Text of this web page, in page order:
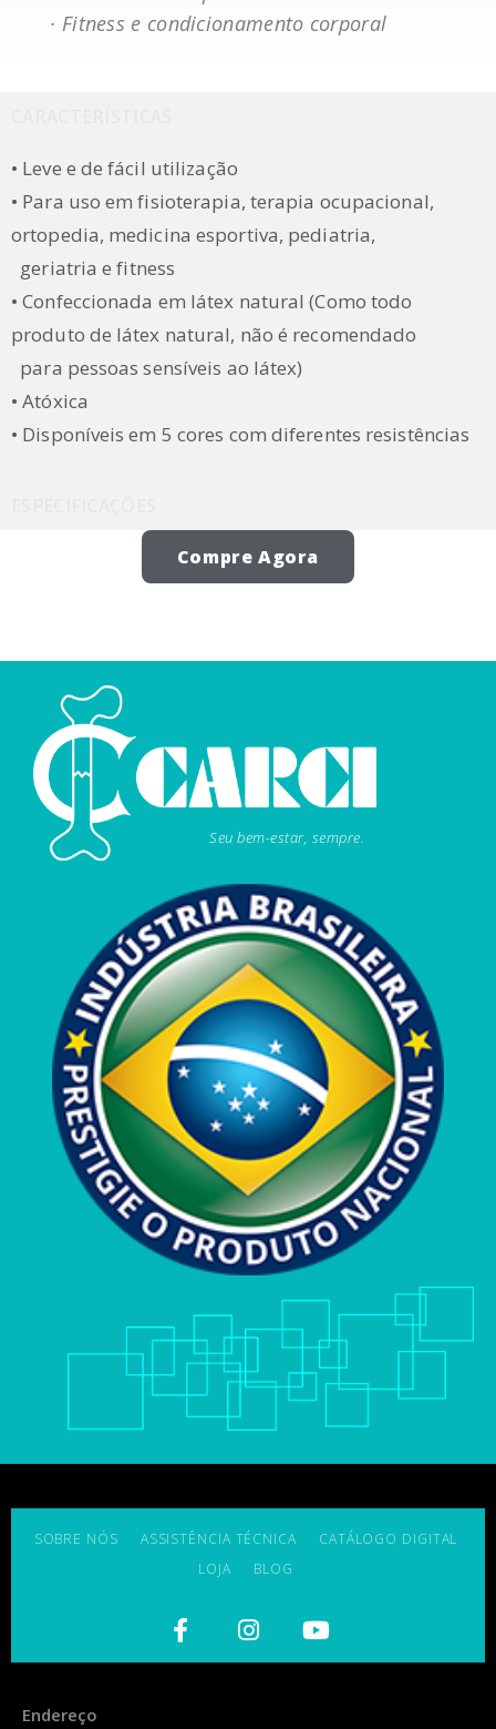
· Fitness e condicionamento corporal
• Leve e de fácil utilização
• Para uso em fisioterapia, terapia ocupacional,
ortopedia, medicina esportiva, pediatria,
geriatria e fitness
• Confeccionada em látex natural (Como todo
produto de látex natural, não é recomendado
para pessoas sensíveis ao látex)
• Atóxica
• Disponíveis em 5 cores com diferentes resistências
Compre Agora
Seu bem-estar, sempre.
SOBRE NÓS ASSISTÊNCIA TÉCNICA
CATÁLOGO DIGITAL
LOJA
BLOG
Endereço